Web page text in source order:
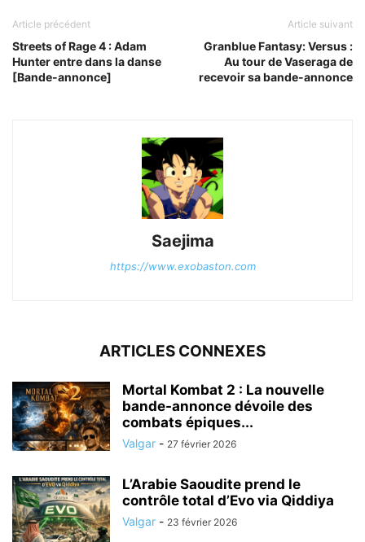
Article précédent
Streets of Rage 4 : Adam
Hunter entre dans la danse
[Bande-annonce]
Article suivant
Granblue Fantasy: Versus :
Au tour de Vaseraga de
recevoir sa bande-annonce
Saejima
https://www.exobaston.com
ARTICLES CONNEXES
Mortal Kombat 2 : La nouvelle
bande-annonce dévoile des
combats épiques...
Valgar - 27 février 2026
L’Arabie Saoudite prend le
contrôle total d’Evo via Qiddiya
Valgar - 23 février 2026